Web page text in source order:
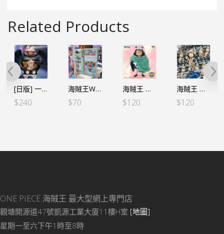
Related Products
[日版] 一番くじ -蛋頭島- G賞 S熊
$240
海賊王WCF -蛋頭島篇 VOL.1-索柏 (行版)
$70
海賊王 MEGA WCF – 巴索羅繆·大熊 (行）
$120
海賊王 MEGA WCF – 巴索羅繆·大熊 父之拳 (行)
$120
ONE PIECE 海賊王 最大型網上專門店
觀塘開源道47號凱源工業大廈11樓H室 [地圖]
星期一至六下午1時至8時